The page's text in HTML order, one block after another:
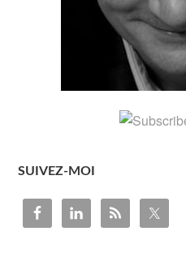
SUIVEZ-MOI